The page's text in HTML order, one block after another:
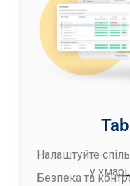
Налаштуйте
у
Безпека та